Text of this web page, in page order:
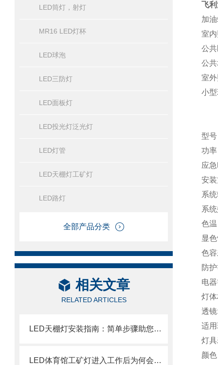
LED筒灯，射灯
MR16 LED灯杯
LED球泡
LED三防灯
LED面板灯
LED投光灯泛光灯
LED灯管
LED天棚灯工矿灯
LED路灯
全部产品分类
相关文章
RELATED ARTICLES
LED天棚灯安装指南：简单步骤助您轻松完成
LED体育馆工矿灯进入工作后为何会发热？
飞
加
室
公
公
室
小
型
功
应
安
系
系
色
显
色
防
电
灯
透
适
灯
颜